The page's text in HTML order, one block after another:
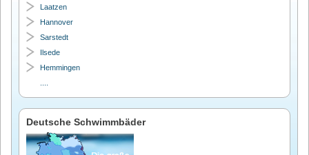
Laatzen
Hannover
Sarstedt
Ilsede
Hemmingen
Deutsche Schwimmbäder